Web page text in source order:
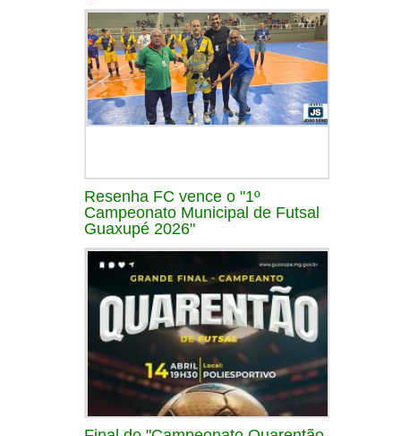
Resenha FC vence o "1º
Campeonato Municipal de Futsal
Guaxupé 2026"